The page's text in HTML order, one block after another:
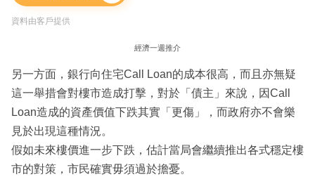
資料由客戶提供
經濟一週推介
另一方面，銀行向住宅Call Loan的成本很高，而且亦無疑
這一舉措會對樓市造成打擊，對於「債主」來說，因Call
Loan造成的資產價值下跌其實「更傷」，而政府亦不會樂
見於出現這種情況。
假如未來樓價進一步下跌，估計當局會繼續推出各式穩定樓
市的對策，市民確實毋須過於擔憂。